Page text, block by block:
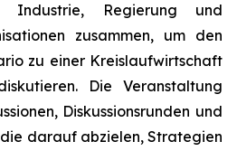
Industrie, Regierung und
zusammen, um den
zu einer Kreislaufwirtschaft
Die Veranstaltung
Diskussionsrunden und
darauf abzielen, Strategien